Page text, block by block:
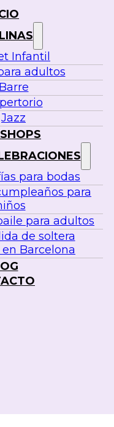
Infantil
adultos
Barre
Jazz
para bodas
para
para adultos
de soltera
Barcelona